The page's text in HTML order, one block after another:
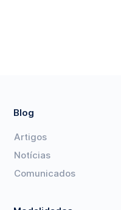
Blog
Artigos
Notícias
Comunicados